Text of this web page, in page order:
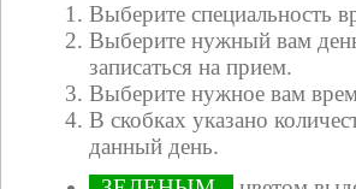
Выберите специальность
Выберите нужный вам
записаться на прием.
Выберите нужное вам
В скобках указано
данный день.